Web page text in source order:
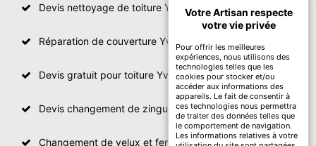
Devis nettoyage de toiture Yvelines
Réparation de couverture Yvelines
Devis gratuit pour toiture Yvelines
Devis changement de zinguerie Yvelines
Changement de velux et fenêtre de toit Yvelines
Votre Artisan respecte
votre vie privée
Pour offrir les meilleures
expériences, nous utilisons des
technologies telles que les
cookies pour stocker et/ou
accéder aux informations des
appareils. Le fait de consentir à
ces technologies nous permettra
de traiter des données telles que
le comportement de navigation.
Les informations relatives à votre